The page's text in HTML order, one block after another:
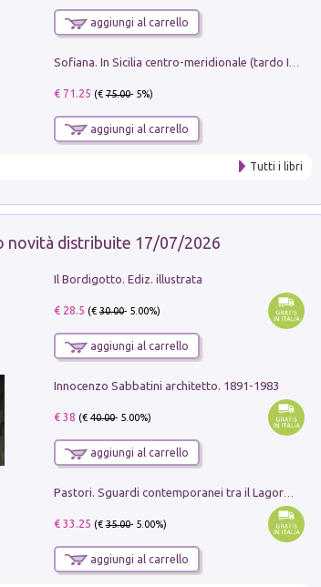
aggiungi al carrello
€ 71.25 (€75.00- 5%)
aggiungi al carrello
Tutti i libri
novità distribuite 17/07/2026
Il Bordigotto. Ediz. illustrata
€ 28.5 (€30.00- 5.00%)
aggiungi al carrello
Innocenzo Sabbatini architetto. 1891-1983
€ 38 (€40.00- 5.00%)
aggiungi al carrello
Pastori. Sguardi contemporanei tra il Lagorai e la pianura. Ediz. illustrata
€ 33.25 (€35.00- 5.00%)
aggiungi al carrello